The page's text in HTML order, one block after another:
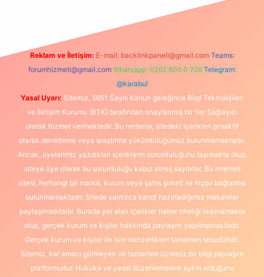
Reklam ve İletişim: E-mail: backlinkpaneli@gmail.com Teams:
forumhizmeti@gmail.com Whatsapp: 0262 606 0 726 Telegram:
@karabul
Yasal Uyarı: Sitemiz, 5651 Sayılı Kanun gereğince Bilgi Teknolojileri
ve İletişim Kurumu (BTK) tarafından onaylanmış bir Yer Sağlayıcı
olarak hizmet vermektedir. Bu nedenle, sitedeki içerikleri proaktif
olarak denetleme veya araştırma yükümlülüğümüz bulunmamaktadır.
Ancak, üyelerimiz yazdıkları içeriklerin sorumluluğunu taşımakta olup,
siteye üye olarak bu sorumluluğu kabul etmiş sayılırlar. Bu internet
sitesi, herhangi bir marka, kurum veya şahıs şirketi ile hiçbir bağlantısı
bulunmamaktadır. Sitede yalnızca kendi hazırladığımız makaleler
paylaşılmaktadır. Burada yer alan içerikler haber niteliği taşımamakta
olup, gerçek kurum ve kişiler hakkında paylaşım yapılmamaktadır.
Gerçek kurum ve kişiler ile isim benzerlikleri tamamen tesadüfidir.
Sitemiz, kar amacı gütmeyen ve tamamen ücretsiz bir bilgi paylaşım
platformudur. Hukuka ve yasal düzenlemelere aykırı olduğunu